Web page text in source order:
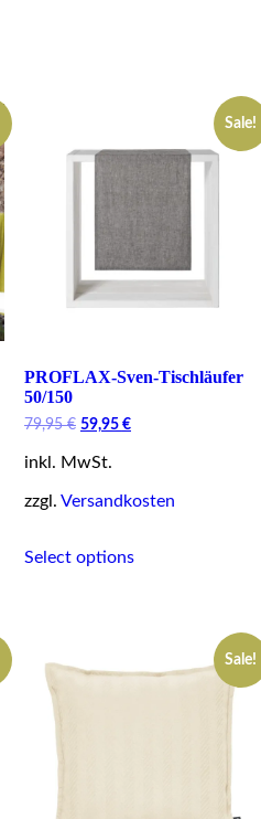
Sale!
PROFLAX-Sven-Tischläufer
50/150
79,95€ Original
was:
59,95 €Current
inkl. MwSt.
zzgl. Versandkosten
Select optionsproduct
Sale!